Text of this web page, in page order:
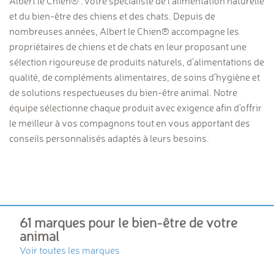
et du bien-être des chiens et des chats. Depuis de
nombreuses années, Albert le Chien® accompagne les
propriétaires de chiens et de chats en leur proposant une
sélection rigoureuse de produits naturels, d'alimentations de
qualité, de compléments alimentaires, de soins d'hygiène et
de solutions respectueuses du bien-être animal. Notre
équipe sélectionne chaque produit avec exigence afin d'offrir
le meilleur à vos compagnons tout en vous apportant des
conseils personnalisés adaptés à leurs besoins.
61 marques pour le bien-être de votre
animal
Voir toutes les marques